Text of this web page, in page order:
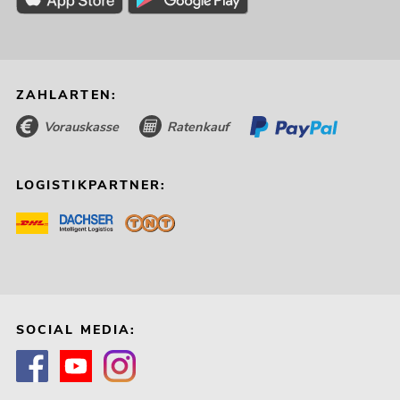
ZAHLARTEN:
Vorauskasse Ratenkauf
LOGISTIKPARTNER:
SOCIAL MEDIA: